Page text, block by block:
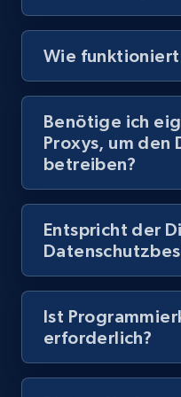
Video length, Likes,
8K+ 713+
Youtube - Videos
by Explore page URL
Wie funktioniert
Benötige ich
Proxys, um den
betreiben?
Entspricht der
Ist
erforderlich?